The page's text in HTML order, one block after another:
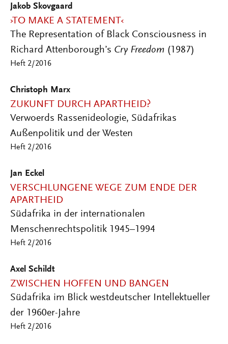
Jakob Skovgaard
›TO MAKE A STATEMENT‹
The Representation of Black Consciousness in
Richard Attenborough’s Cry Freedom (1987)
Heft 2/2016
Christoph Marx
ZUKUNFT DURCH APARTHEID?
Verwoerds Rassenideologie, Südafrikas
Außenpolitik und der Westen
Heft 2/2016
Jan Eckel
VERSCHLUNGENE WEGE ZUM ENDE DER
APARTHEID
Südafrika in der internationalen
Menschenrechtspolitik 1945–1994
Heft 2/2016
Axel Schildt
ZWISCHEN HOFFEN UND BANGEN
Südafrika im Blick westdeutscher Intellektueller
der 1960er-Jahre
Heft 2/2016